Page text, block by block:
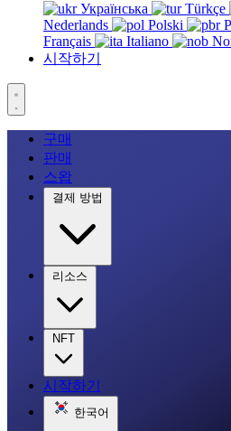
Українська
Türkçe
Nederlands
Polski
Français
Italiano
시작하기
구매
판매
스왑
결제 방법
리소스
NFT
시작하기
한국어